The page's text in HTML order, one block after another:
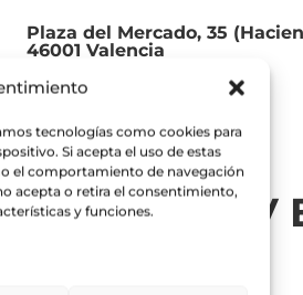
tecnologías como cookies para
Si acepta el uso de estas
el comportamiento de navegación
acepta o retira el consentimiento,
y funciones.
Plaza del Mercado, 35
46001 Valencia
Telf:963 918 480
Original CV